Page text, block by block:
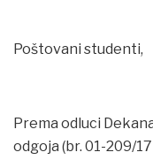
Poštovani studenti,
Prema odluci
odgoja (br. 01-209/